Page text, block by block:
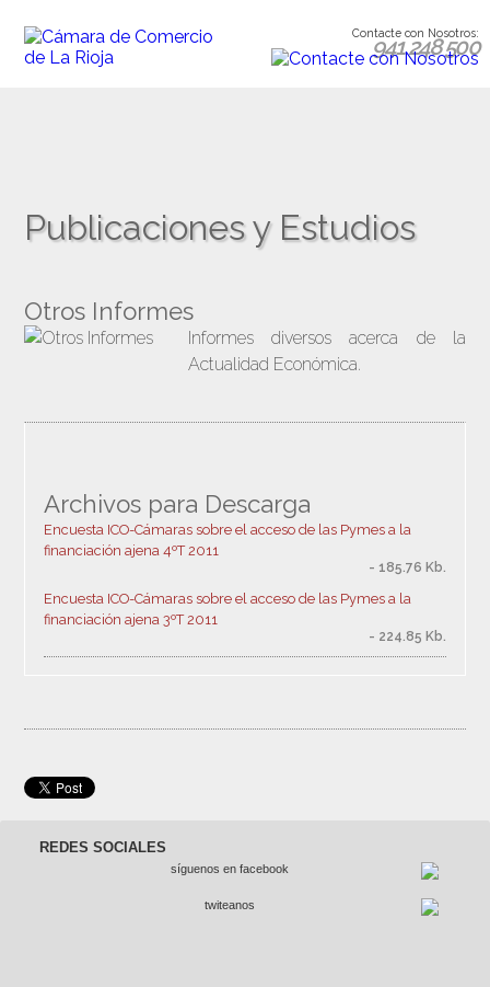
Contacte con Nosotros:
941 248 500
Publicaciones y Estudios
Otros Informes
Informes diversos acerca de la
Actualidad Económica.
Archivos para Descarga
Encuesta ICO-Cámaras sobre el acceso de las Pymes a la
financiación ajena 4ºT 2011
- 185.76 Kb.
Encuesta ICO-Cámaras sobre el acceso de las Pymes a la
financiación ajena 3ºT 2011
- 224.85 Kb.
REDES SOCIALES
síguenos en facebook
twiteanos